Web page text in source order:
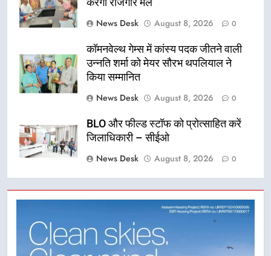
करेगा रोजगार मेले
News Desk
August 8, 2026 0
कॉमनवेल्थ गेम्स में कांस्य पदक जीतने वाली
उन्नति शर्मा को मेयर सौरभ थपलियाल ने
किया सम्मानित
News Desk
August 8, 2026 0
BLO और फील्ड स्टॉफ को प्रोत्साहित करें
जिलाधिकारी – सीईओ
News Desk
August 8, 2026 0